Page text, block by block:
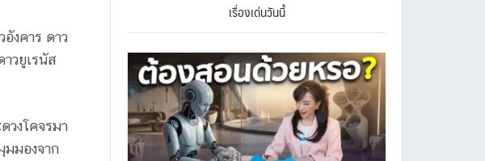
งคาร ดาว
วยูเรนัส
วงโคจรมา
มมองจาก
เรื่องเด่นวันนี้